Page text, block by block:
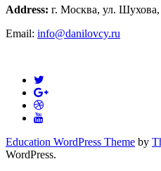
Address: г. Москва, ул.
Email: info@danilovcy.ru
Education WordPress Theme by
WordPress.